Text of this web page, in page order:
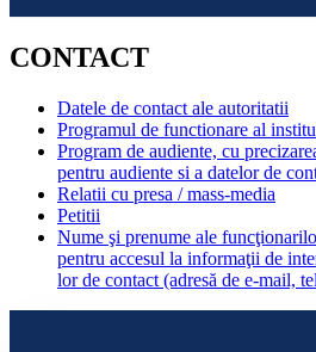
CONTACT
Datele de contact ale autoritatii
Programul de functionare al
Program de audiente, cu
pentru audiente si a datelor de
Relatii cu presa / mass-media
Petitii
Nume şi prenume ale
pentru accesul la informaţii de
lor de contact (adresă de e-mail,